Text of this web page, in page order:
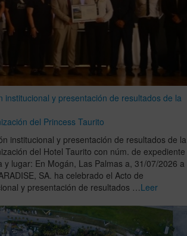
institucional y presentación de resultados de la
del Princess Taurito
institucional y presentación de resultados de la
del Hotel Taurito con núm. de expediente
lugar: En Mogán, Las Palmas a, 31/07/2026 a
SA. ha celebrado el Acto de
y presentación de resultados …Leer